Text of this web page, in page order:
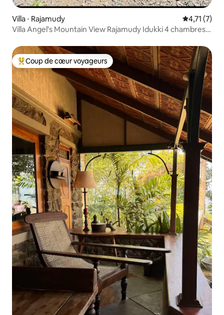
Villa ⋅ Rajamudy Évaluation
4,71 (7)
Villa Angel's Mountain View Rajamudy Idukki 4 chambres,
Coups de cœur voyageurs les plus appréciés
Coup de cœur voyageurs